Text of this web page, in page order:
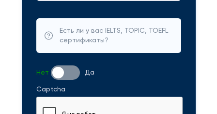
Есть ли у вас IELTS, TOPIC, TOEFL
сертификаты?
Нет Да
Captcha